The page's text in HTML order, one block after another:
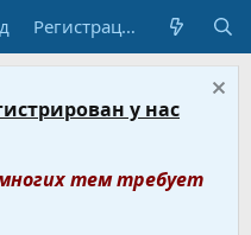
Регистрация
у нас
тем требует